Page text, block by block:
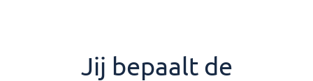
Jij bepaalt de